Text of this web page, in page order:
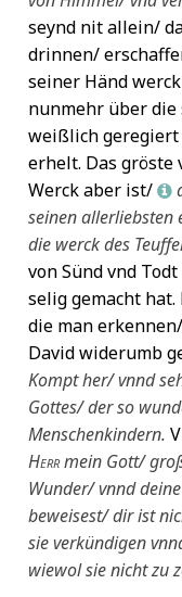
seynd nit allein/
drinnen/
seiner Händ
nunmehr über die
weißlich
erhelt. Das gröste
Werck aber ist/ L
seinenallerliebsten
die werck des
von Sünd vnd
selig gemacht
die man
David widerumb
Kompt her/ vnnd
Gottes/ der so
Menschenkindern.
Herrmein Gott/
Wunder/ vnnd
beweisest/ dir ist
sie verkündigen
wiewol sie nicht zu